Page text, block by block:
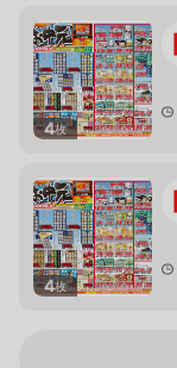
4枚
4枚